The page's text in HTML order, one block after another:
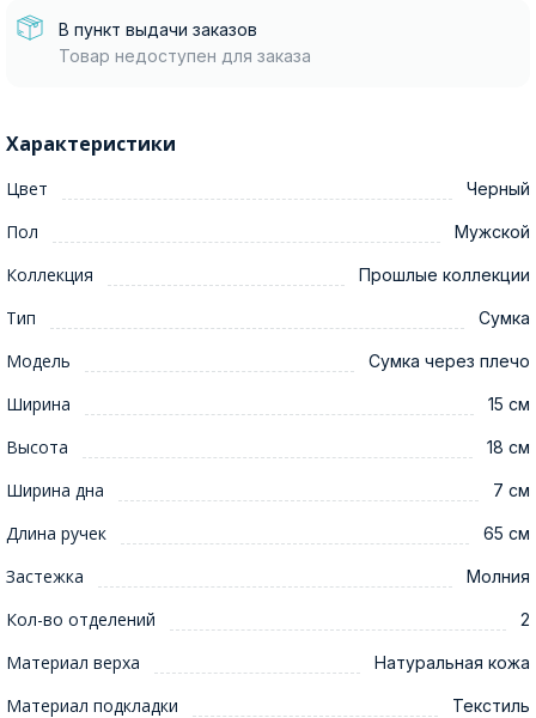
В пункт выдачи заказов
Товар недоступен для заказа
Характеристики
Цвет Черный
Пол Мужской
Коллекция Прошлые коллекции
Тип Сумка
Модель Сумка через плечо
Ширина 15 см
Высота 18 см
Ширина дна 7 см
Длина ручек 65 см
Застежка Молния
Кол-во отделений 2
Материал верха Натуральная кожа
Материал подкладки Текстиль